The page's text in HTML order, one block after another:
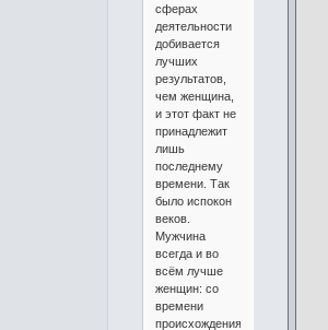
сферах
деятельности
добивается
лучших
результатов,
чем женщина,
и этот факт не
принадлежит
лишь
последнему
времени. Так
было испокон
веков.
Мужчина
всегда и во
всём лучше
женщин: со
времени
происхождения